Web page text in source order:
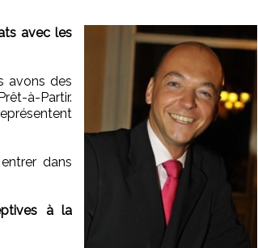
avec les
avons des
à-Partir.
dans
à la